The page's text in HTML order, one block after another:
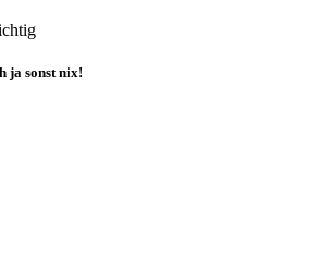
ja sonst nix!